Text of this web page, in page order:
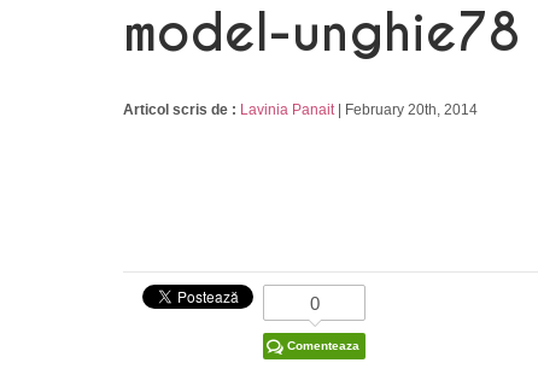
model-unghie78
Articol scris de : Lavinia Panait| February 20th, 2014
0
Comenteaza